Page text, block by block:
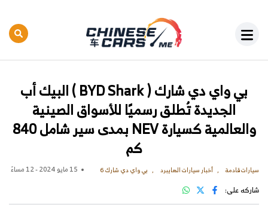
بي واي دي شارك ( BYD Shark ) البيك أب
الجديدة تُطلق رسميًا للأسواق الصينية
والعالمية كسيارة NEV بمدى سير شامل 840
كم
سيارات قادمة أخبار سيارات الهايبرد بي واي دي شارك 6 15 مايو 2024 - 12 مساءً
شاركه على: